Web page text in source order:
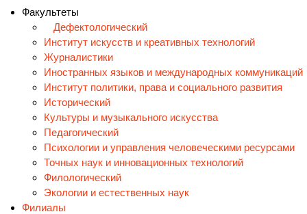
Факультеты
Дефектологический
Институт искусств и креативных технологий
Журналистики
Иностранных языков и международных коммуникаций
Институт политики, права и социального развития
Исторический
Культуры и музыкального искусства
Педагогический
Психологии и управления человеческими ресурсами
Точных наук и инновационных технологий
Филологический
Экологии и естественных наук
Филиалы